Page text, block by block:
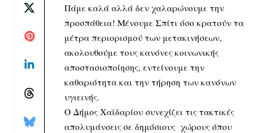
Πάμε καλά αλλά δεν χαλαρώνουμε την
προσπάθεια! Μένουμε Σπίτι όσο κρατούν τα
μέτρα περιορισμού των μετακινήσεων,
ακολουθούμε τους κανόνες κοινωνικής
αποστασιοποίησης, εντείνουμε την
καθαριότητα και την τήρηση των κανόνων
υγιεινής.
Ο Δήμος Χαϊδαρίου συνεχίζει τις τακτικές
απολυμάνσεις σε δημόσιους χώρους όπου